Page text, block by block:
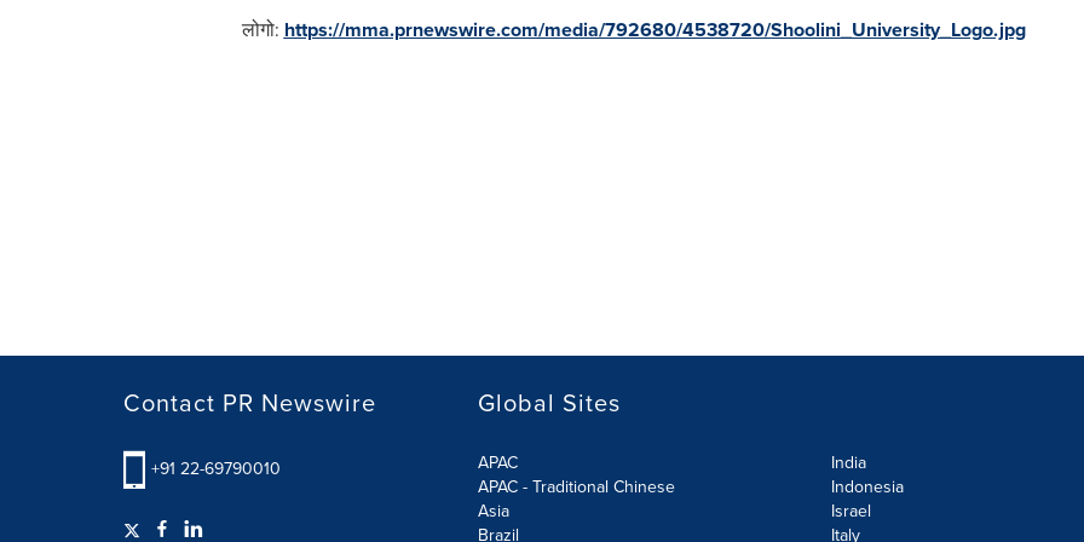
लोगो: https://mma.prnewswire.com/media/792680/4538720/Shoolini_University_Logo.jpg
Contact PR Newswire
+91 22-69790010
Global Sites
APAC
APAC - Traditional Chinese
Asia
Brazil
India
Indonesia
Israel
Italy